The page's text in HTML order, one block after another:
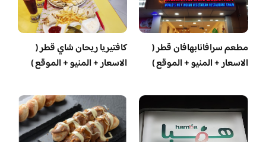
مطعم سرافانابهافان قطر (
الاسعار + المنيو + الموقع )
كافتيريا ريحان شاي قطر (
الاسعار + المنيو + الموقع )